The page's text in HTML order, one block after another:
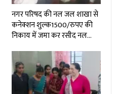
नगर परिषद की नल जल शाखा से
कनेक्शन शुल्क₹1500/रुपए की
निकाय में जमा कर रसीद नल…